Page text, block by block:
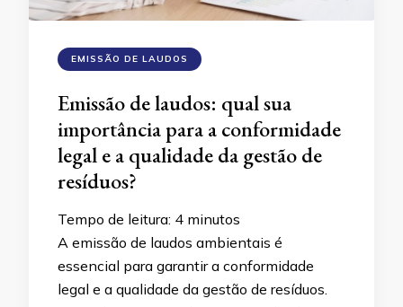
EMISSÃO DE LAUDOS
Emissão de laudos: qual sua
importância para a conformidade
legal e a qualidade da gestão de
resíduos?
Tempo de leitura: 4 minutos
A emissão de laudos ambientais é
essencial para garantir a conformidade
legal e a qualidade da gestão de resíduos.